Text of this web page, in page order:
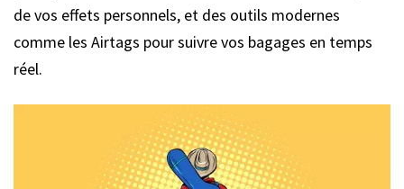
de vos effets personnels, et des outils modernes
comme les Airtags pour suivre vos bagages en temps
réel.